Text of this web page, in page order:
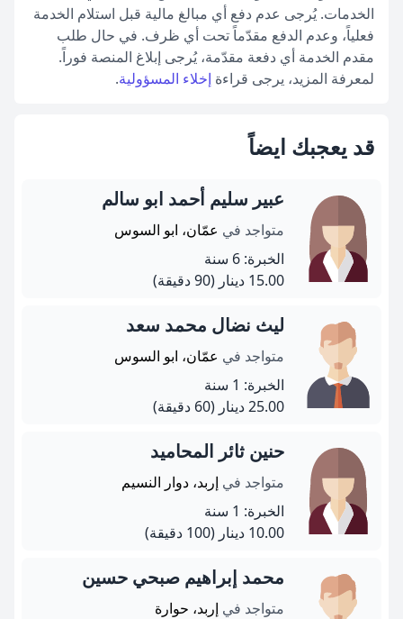
الخدمات. يُرجى عدم دفع أي مبالغ مالية قبل استلام الخدمة
فعلياً، وعدم الدفع مقدّماً تحت أي ظرف. في حال طلب
مقدم الخدمة أي دفعة مقدّمة، يُرجى إبلاغ المنصة فوراً.
لمعرفة المزيد، يرجى قراءة إخلاء المسؤولية.
قد يعجبك ايضاً
عبير سليم أحمد ابو سالم
متواجد في عمّان، ابو السوس
الخبرة: 6 سنة
15.00 دينار
(90 دقيقة)
ليث نضال محمد سعد
متواجد في عمّان، ابو السوس
الخبرة: 1 سنة
25.00 دينار
(60 دقيقة)
حنين ثائر المحاميد
متواجد في إربد، دوار النسيم
الخبرة: 1 سنة
10.00 دينار
(100 دقيقة)
محمد إبراهيم صبحي حسين
متواجد في إربد، حوارة